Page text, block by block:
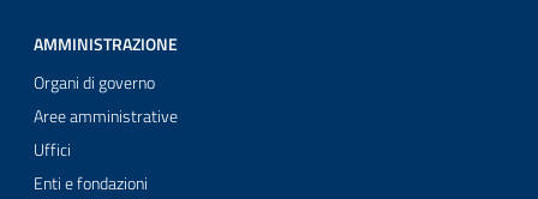
AMMINISTRAZIONE
Organi di governo
Aree amministrative
Uffici
Enti e fondazioni